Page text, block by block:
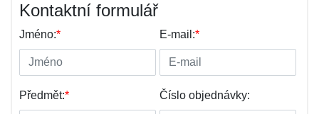
Kontaktní formulář
Jméno:* E-mail:*
Předmět:* Číslo objednávky: